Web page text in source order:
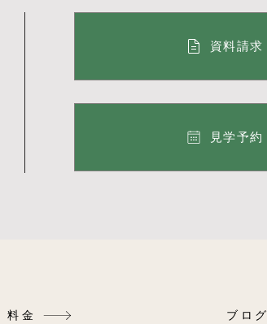
資料請求
見学予約
料金 ブログ